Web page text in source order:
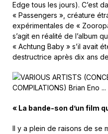
Edge tous les jours). C’est
« Passengers », créature
expérimentales de «
s’agit en réalité de l’album
« Achtung Baby » s’il avait
destructrice après dix ans
« La bande-son d’un film
Il y a plein de raisons de se